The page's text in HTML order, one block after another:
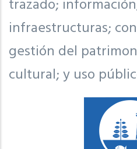
trazado;
infraestructuras;
gestión del
cultural; y uso